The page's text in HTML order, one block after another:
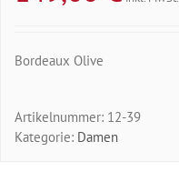
Bordeaux Olive
Artikelnummer: 12-39
Kategorie: Damen